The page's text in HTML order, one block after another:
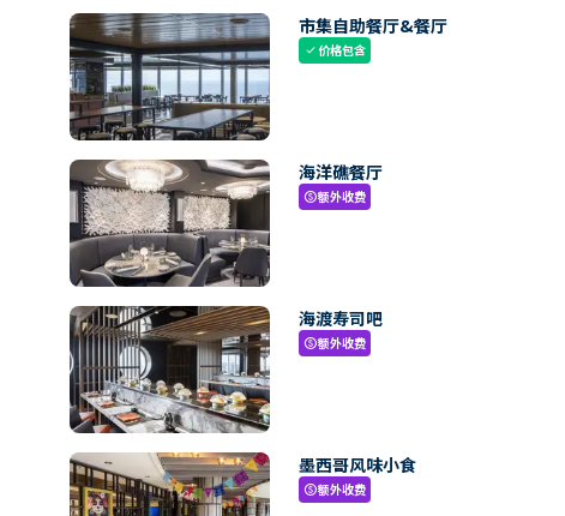
市集自助餐厅&餐厅
check价格包含
海洋礁餐厅
paid额外收费
海渡寿司吧
paid额外收费
墨西哥风味小食
paid额外收费